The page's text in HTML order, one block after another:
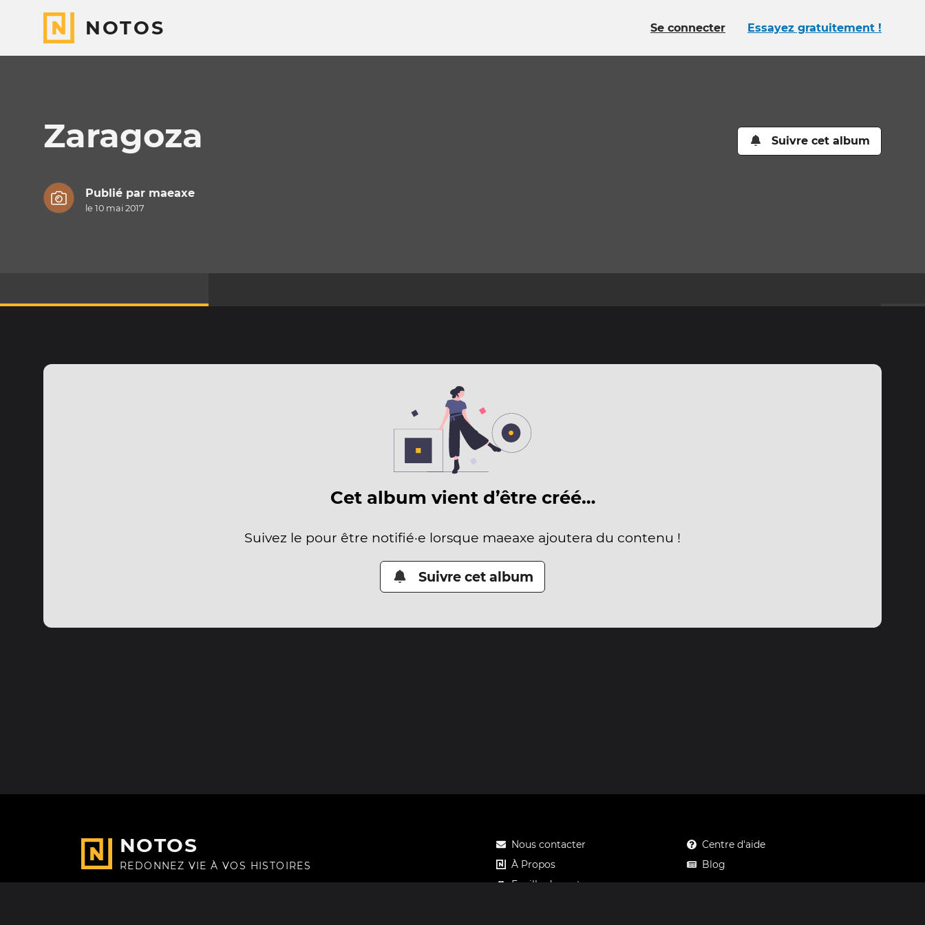
NOTOS Se connecter Essayez gratuitement !
Zaragoza Suivre cet album
Publié par maeaxe
le 10 mai 2017
Cet album vient d’être créé…
Suivez le pour être notifié·e lorsque maeaxe ajoutera du contenu !
Suivre cet album
NOTOS
REDONNEZ VIE À VOS HISTOIRES
Nous contacter
À Propos
Feuille de route
Centre d'aide
Blog